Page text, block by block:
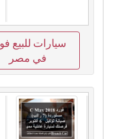
سيارات للبيع
في مصر